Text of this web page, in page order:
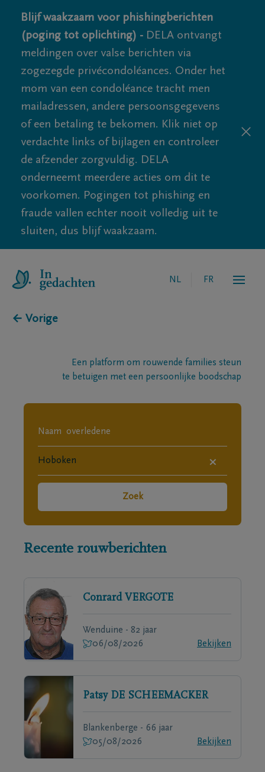
Blijf waakzaam voor phishingberichten
(poging tot oplichting) - DELA ontvangt
meldingen over valse berichten via
zogezegde privécondoléances. Onder het
mom van een condoléance tracht men
mailadressen, andere persoonsgegevens
of een betaling te bekomen. Klik niet op
verdachte links of bijlagen en controleer
de afzender zorgvuldig. DELA
onderneemt meerdere acties om dit te
voorkomen. Pogingen tot phishing en
fraude vallen echter nooit volledig uit te
sluiten, dus blijf waakzaam.
NL FR
← Vorige
Een platform om rouwende families steun
te betuigen met een persoonlijke boodschap
×
Zoek
Recente rouwberichten
Conrard VERGOTE
Wenduine - 82 jaar
06/08/2026
Bekijken
Patsy DE SCHEEMACKER
Blankenberge - 66 jaar
05/08/2026
Bekijken